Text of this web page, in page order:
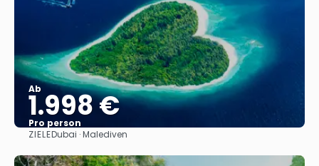
Ab
1.998 €
Pro person
ZIELEDubai · Malediven